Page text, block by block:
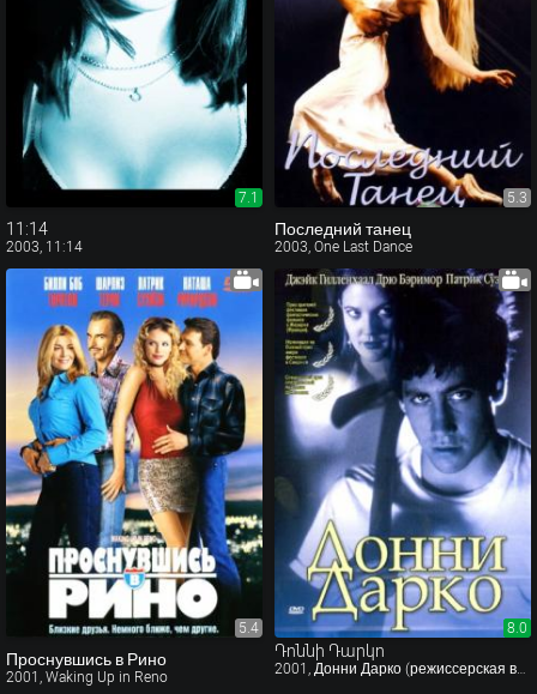
7.1
11:14
2003, 11:14
5.3
Последний танец
2003, One Last Dance
5.4
Проснувшись в Рино
2001, Waking Up in Reno
8.0
8.0
Դոննի Դարկո